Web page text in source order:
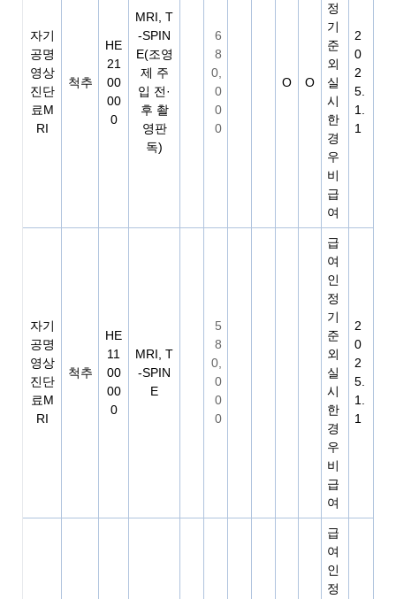
자기
공명
영상
진단
료M
RI
척추
HE
21
00
00
0
MRI, T
-SPIN
E(조영
제 주
입 전·
후 촬
영판
독)
6
8
0,
0
0
0
O O
정
기
준
외
실
시
한
경
우
비
급
여
2
0
2
5.
1.
1
자기
공명
영상
진단
료M
RI
척추
HE
11
00
00
0
MRI, T
-SPIN
E
5
8
0,
0
0
0
급
여
인
정
기
준
외
실
시
한
경
우
비
급
여
2
0
2
5.
1.
1
급
여
인
정